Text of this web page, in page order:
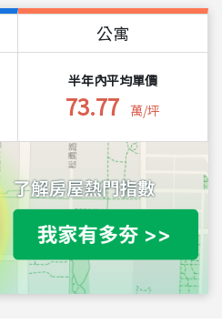
公寓
半年內平均單價
73.77 萬/坪